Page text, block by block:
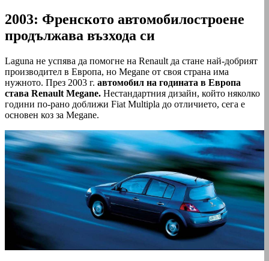
2003: Френското автомобилостроене
продължава възхода си
Laguna не успява да помогне на Renault да стане най-добрият
производител в Европа, но Megane от своя страна има
нужното. През 2003 г. автомобил на годината в Европа
става Renault Megane. Нестандартния дизайн, който няколко
години по-рано доближи Fiat Multipla до отличието, сега е
основен коз за Megane.